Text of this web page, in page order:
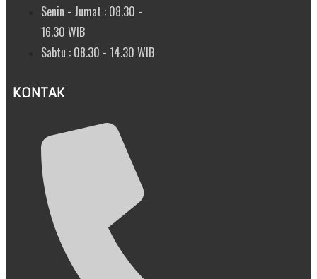
Senin - Jumat : 08.30 -
16.30 WIB
Sabtu : 08.30 - 14.30 WIB
KONTAK